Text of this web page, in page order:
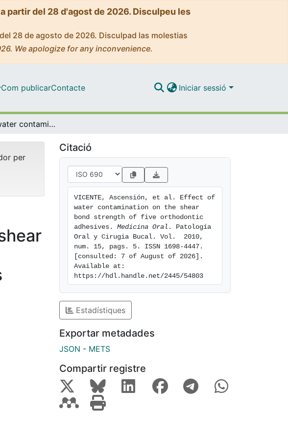
partir del 28 d'agost de 2026. Disculpeu les
28 de agosto de 2026. Disculpad las molestias
We apologize for any inconvenience.
Com publicarContacte Iniciar sessió
Effect of water contamination on the shear bond strength of five orthodontic adhesives
per
Citació
VICENTE, Ascensión, et al. Effect of
water contamination on the shear
bond strength of five orthodontic
adhesives. Medicina Oral . Patología
Oral y Cirugia Bucal. Vol.  2010,
num. 15, pags. 5. ISSN 1698-4447.
[consulted: 7 of August of 2026].
Available at:
https://hdl.handle.net/2445/54803
Estadístiques
Exportar metadades
JSON - METS
Compartir registre